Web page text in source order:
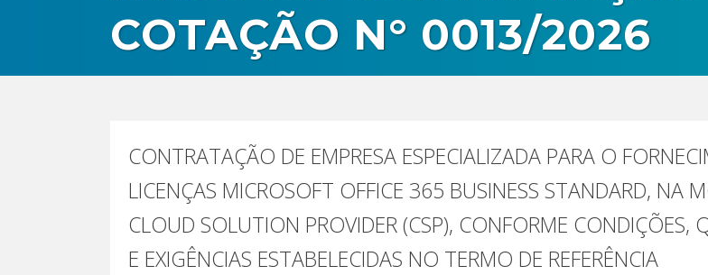
COTAÇÃO N° 0013/2026
CONTRATAÇÃO DE EMPRESA ESPECIALIZADA PARA O
LICENÇAS MICROSOFT OFFICE 365 BUSINESS STANDARD, NA
CLOUD SOLUTION PROVIDER (CSP), CONFORME CONDIÇÕES,
E EXIGÊNCIAS ESTABELECIDAS NO TERMO DE REFERÊNCIA